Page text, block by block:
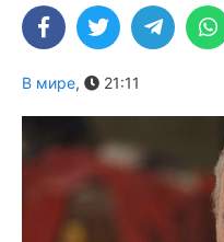
В мире, 21:11